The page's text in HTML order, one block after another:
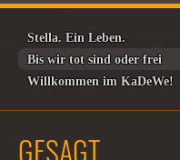
Stella. Ein Leben.
Bis wir tot sind oder frei
Willkommen im KaDeWe!
GESAGT